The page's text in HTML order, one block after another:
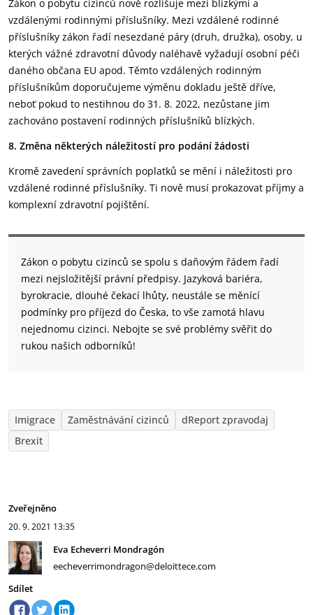
Zákon o pobytu cizinců nově rozlišuje mezi blízkými a
vzdálenými rodinnými příslušníky. Mezi vzdálené rodinné
příslušníky zákon řadí nesezdané páry (druh, družka), osoby, u
kterých vážné zdravotní důvody naléhavě vyžadují osobní péči
daného občana EU apod. Těmto vzdálených rodinným
příslušníkům doporučujeme výměnu dokladu ještě dříve,
neboť pokud to nestihnou do 31. 8. 2022, nezůstane jim
zachováno postavení rodinných příslušníků blízkých.
8. Změna některých náležitostí pro podání žádosti
Kromě zavedení správních poplatků se mění i náležitosti pro
vzdálené rodinné příslušníky. Ti nově musí prokazovat příjmy a
komplexní zdravotní pojištění.
Zákon o pobytu cizinců se spolu s daňovým řádem řadí
mezi nejsložitější právní předpisy. Jazyková bariéra,
byrokracie, dlouhé čekací lhůty, neustále se měnící
podmínky pro příjezd do Česka, to vše zamotá hlavu
nejednomu cizinci. Nebojte se své problémy svěřit do
rukou našich odborníků!
Imigrace Zaměstnávání cizinců
dReport zpravodaj
Brexit
Zveřejněno
20. 9. 2021 13:35
Eva Echeverri Mondragón
eecheverrimondragon@deloittece.com
Sdílet